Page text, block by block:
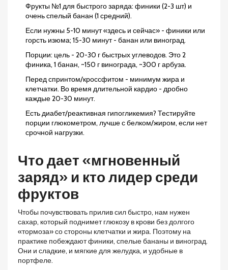
Фрукты №1 для быстрого заряда: финики (2-3 шт) и
очень спелый банан (1 средний).
Если нужны 5-10 минут «здесь и сейчас» - финики или
горсть изюма; 15-30 минут - банан или виноград.
Порции: цель - 20-30 г быстрых углеводов. Это 2
финика, 1 банан, ~150 г винограда, ~300 г арбуза.
Перед спринтом/кроссфитом - минимум жира и
клетчатки. Во время длительной кардио - дробно
каждые 20-30 минут.
Есть диабет/реактивная гипогликемия? Тестируйте
порции глюкометром, лучше с белком/жиром, если нет
срочной нагрузки.
Что дает «мгновенный
заряд» и кто лидер среди
фруктов
Чтобы почувствовать прилив сил быстро, нам нужен
сахар, который поднимет глюкозу в крови без долгого
«тормоза» со стороны клетчатки и жира. Поэтому на
практике побеждают финики, спелые бананы и виноград.
Они и сладкие, и мягкие для желудка, и удобные в
портфеле.